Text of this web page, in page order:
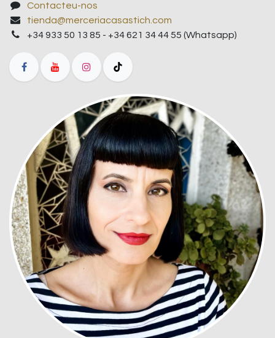
Contacteu-nos
tienda@merceriacasastich.com
+34 933 50 13 85 - +34 621 34 44 55 (Whatsapp)